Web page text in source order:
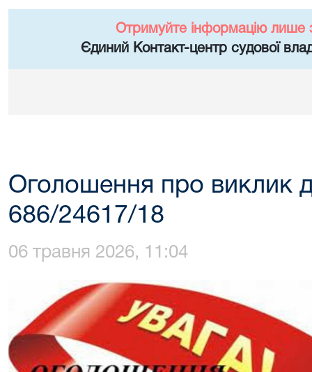
Отримуйте інформацію лише
Єдиний Контакт-центр судової
Оголошення про виклик
686/24617/18
06 травня 2026, 11:04